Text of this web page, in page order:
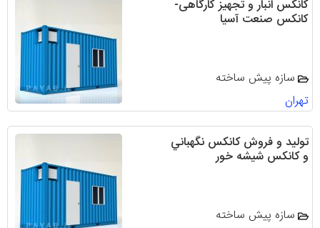
کانکس انبار و تجهیز کارگاهی-
کانکس صنعت آسیا
سازه پیش ساخته
تهران
تولید و فروش كانكس نگهباني
و كانكس شيشه خور
سازه پیش ساخته